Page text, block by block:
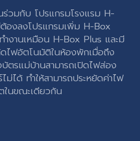
ร่วมกับ โปรแกรมโรงแรม H-
องลงโปรแกรมเพิ่ม H-Box
งานเหมือน H-Box Plus และมี
ฟอัตโนมัติในห้องพักเมื่อถึง
บัตรแม่บ้านสามารถเปิดไฟส่อง
ม่ได้ ทำให้สามารถประหยัดค่าไฟ
ในขณะเดียวกัน